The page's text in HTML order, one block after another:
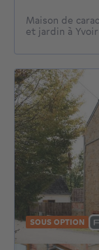
Maison de
et jardin à Yvoir
SOUS OPTION